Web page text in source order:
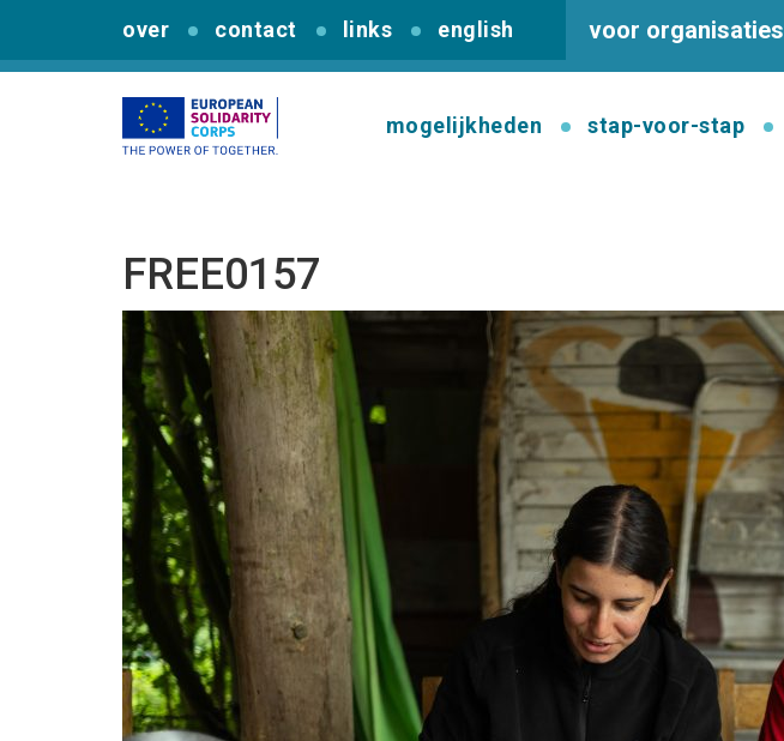
over contact links english voor organisaties
mogelijkheden stap-voor-stap
FREE0157